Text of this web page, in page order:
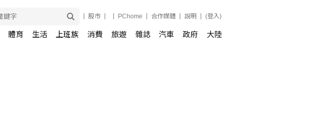
股市 PChome 合作媒體 說明 (登入)
體育 生活 上班族 消費 旅遊 雜誌 汽車 政府 大陸